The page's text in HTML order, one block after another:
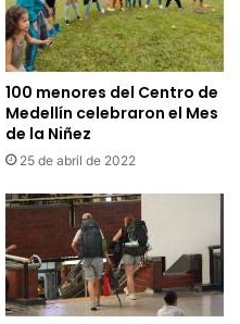
100 menores del Centro de
Medellín celebraron el Mes
de la Niñez
25 de abril de 2022